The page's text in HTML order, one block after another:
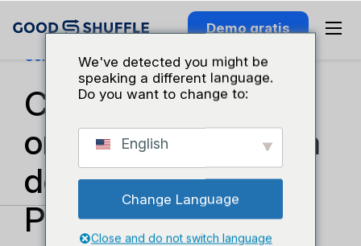
Demo gratis
Conocimiento Del Sector
Cómo empezar a
organizar una fiesta
del Día de San
Patricio
We've detected you might be
speaking a different language.
Do you want to change to:
English
Change Language
Close and do not switch language